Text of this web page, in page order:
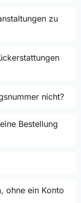
zu
nicht?
Bestellung
ohne ein Konto